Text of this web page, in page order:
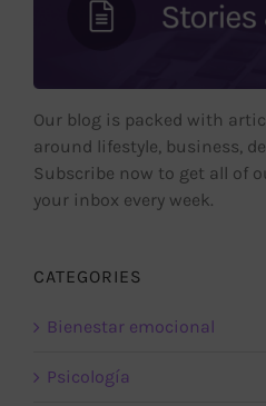
Our blog is packed with
around lifestyle, business,
Subscribe now to get all of
your inbox every week.
CATEGORIES
Bienestar emocional
Psicología